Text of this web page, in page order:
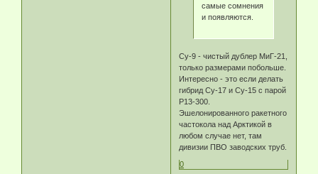
самые сомнения
и появляются.
Су-9 - чистый дублер МиГ-21,
только размерами побольше.
Интересно - это если делать
гибрид Су-17 и Су-15 с парой
Р13-300.
Эшелонированного ракетного
частокола над Арктикой в
любом случае нет, там
дивизии ПВО заводских труб.
0